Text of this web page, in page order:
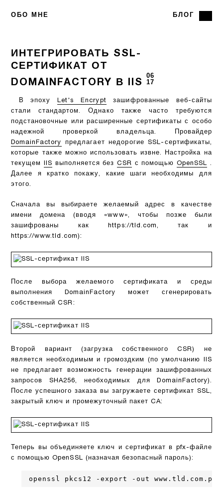
ОБО МНЕ БЛОГ
ИНТЕГРИРОВАТЬ SSL-
СЕРТИФИКАТ ОТ
DOMAINFACTORY В IIS
06
17
В эпохуLet's Encrypt зашифрованные веб-сайты
стали стандартом. Однако также часто требуются
подстановочные или расширенные сертификаты с особо
надежной проверкой владельца. Провайдер
DomainFactory
предлагает недорогие SSL-сертификаты,
которые также можно использовать извне. Настройка на
текущемIIS выполняется безCSR с помощью OpenSSL .
Далее я кратко покажу, какие шаги необходимы для
этого.
Сначала вы выбираете желаемый адрес в качестве
имени домена (вводя «www», чтобы позже были
зашифрованы как https://tld.com, так и
https://www.tld.com):
После выбора желаемого сертификата и среды
выполнения DomainFactory может сгенерировать
собственный CSR:
Второй вариант (загрузка собственного CSR) не
является необходимым и громоздким (по умолчанию IIS
не предлагает возможность генерации зашифрованных
запросов SHA256, необходимых для DomainFactory).
После успешного заказа вы загружаете сертификат SSL,
закрытый ключ и промежуточный пакет CA:
Теперь вы объединяете ключ и сертификат в pfx-файле
с помощью OpenSSL (назначая безопасный пароль):
openssl pkcs12 -export -out